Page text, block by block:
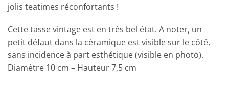
jolis teatimes réconfortants !
Cette tasse vintage est en très bel état. A noter, un
petit défaut dans la céramique est visible sur le côté,
sans incidence à part esthétique (visible en photo).
Diamètre 10 cm – Hauteur 7,5 cm